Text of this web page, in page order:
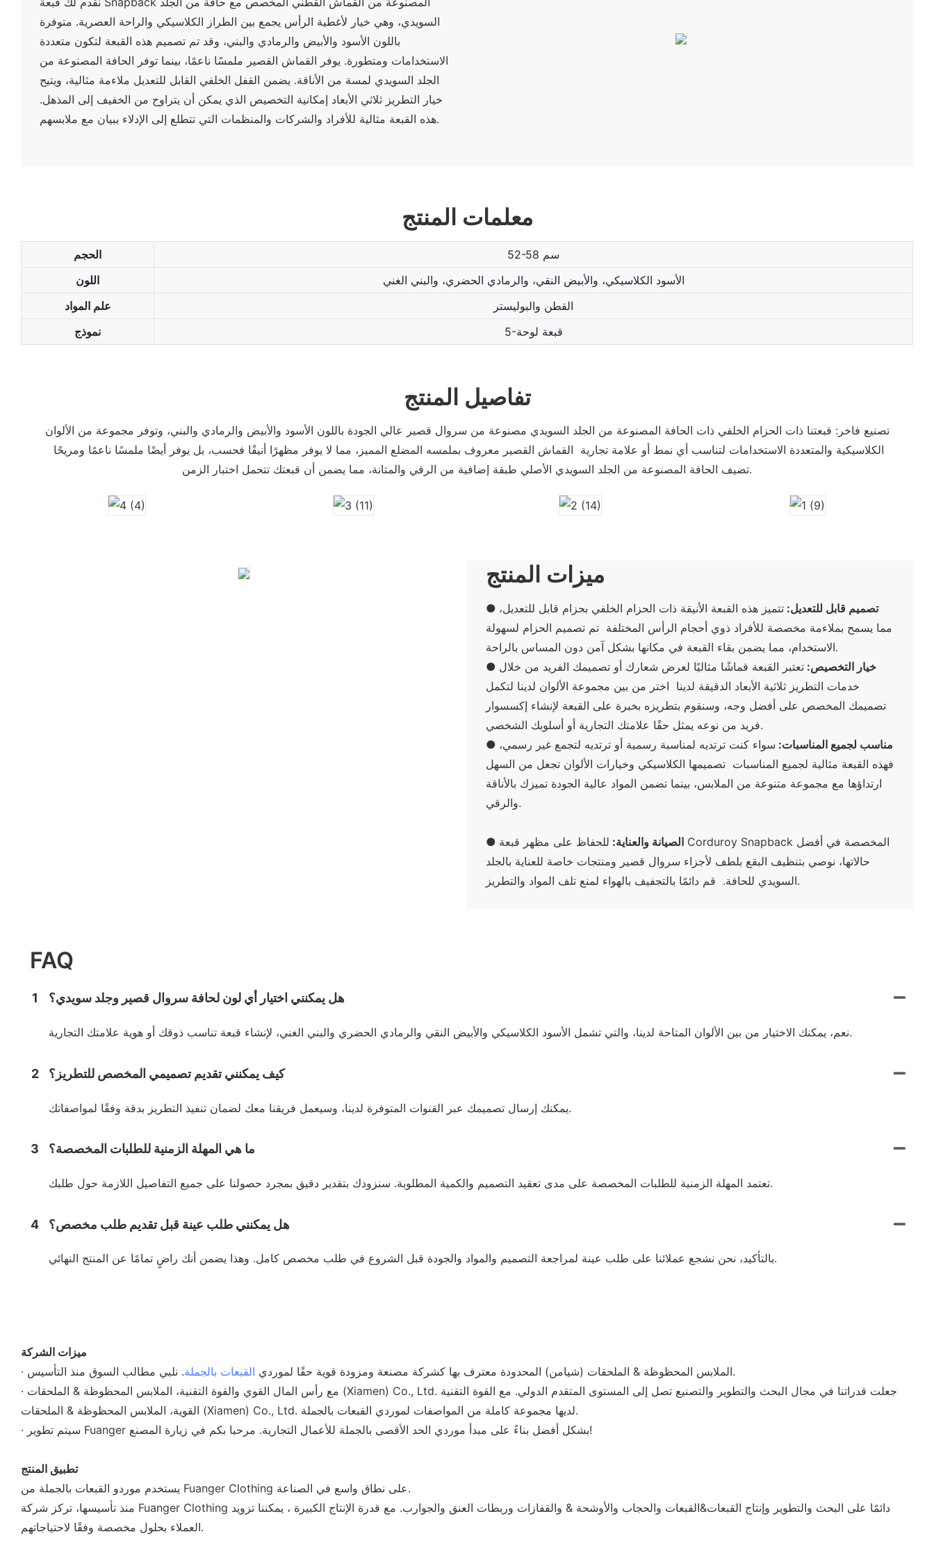
السويدي، وهي خيار لأغطية الرأس يجمع بين الطراز الكلاسيكي والراحة العصرية. متوفرة
باللون الأسود والأبيض والرمادي والبني، وقد تم تصميم هذه القبعة لتكون متعددة
الاستخدامات ومتطورة. يوفر القماش القصير ملمسًا ناعمًا، بينما توفر الحافة المصنوعة من
الجلد السويدي لمسة من الأناقة. يضمن القفل الخلفي القابل للتعديل ملاءمة مثالية، ويتيح
خيار التطريز ثلاثي الأبعاد إمكانية التخصيص الذي يمكن أن يتراوح من الخفيف إلى المذهل.
هذه القبعة مثالية للأفراد والشركات والمنظمات التي تتطلع إلى الإدلاء ببيان مع ملابسهم.
معلمات المنتج
الحجم
52-58 سم
اللون
الأسود الكلاسيكي، والأبيض النقي، والرمادي الحضري، والبني الغني
علم المواد
القطن والبوليستر
نموذج
5-قبعة لوحة
تفاصيل المنتج
تصنيع فاخر: قبعتنا ذات الحزام الخلفي ذات الحافة المصنوعة من الجلد السويدي مصنوعة من سروال قصير عالي الجودة باللون الأسود والأبيض والرمادي والبني، وتوفر مجموعة من الألوان
الكلاسيكية والمتعددة الاستخدامات لتناسب أي نمط أو علامة تجارية القماش القصير معروف بملمسه المضلع المميز، مما لا يوفر مظهرًا أنيقًا فحسب، بل يوفر أيضًا ملمسًا ناعمًا ومريحًا
تضيف الحافة المصنوعة من الجلد السويدي الأصلي طبقة إضافية من الرقي والمتانة، مما يضمن أن قبعتك تتحمل اختبار الزمن.
ميزات المنتج
● تصميم قابل للتعديل:تتميز هذه القبعة الأنيقة ذات الحزام الخلفي بحزام قابل للتعديل،
مما يسمح بملاءمة مخصصة للأفراد ذوي أحجام الرأس المختلفة تم تصميم الحزام لسهولة
الاستخدام، مما يضمن بقاء القبعة في مكانها بشكل آمن دون المساس بالراحة.
●
خيار التخصيص:تعتبر القبعة قماشًا مثاليًا لعرض شعارك أو تصميمك الفريد من خلال
خدمات التطريز ثلاثية الأبعاد الدقيقة لدينا اختر من بين مجموعة الألوان لدينا لتكمل
تصميمك المخصص على أفضل وجه، وسنقوم بتطريزه بخبرة على القبعة لإنشاء إكسسوار
فريد من نوعه يمثل حقًا علامتك التجارية أو أسلوبك الشخصي.
●
مناسب لجميع المناسبات: سواء كنت ترتديه لمناسبة رسمية أو ترتديه لتجمع غير رسمي،
فهذه القبعة مثالية لجميع المناسبات تصميمها الكلاسيكي وخيارات الألوان تجعل من السهل
ارتداؤها مع مجموعة متنوعة من الملابس، بينما تضمن المواد عالية الجودة تميزك بالأناقة
والرقي.
● الصيانة والعناية: للحفاظ على مظهر قبعة Corduroy Snapback المخصصة في أفضل
حالاتها، نوصي بتنظيف البقع بلطف لأجزاء سروال قصير ومنتجات خاصة للعناية بالجلد
السويدي للحافة. قم دائمًا بالتجفيف بالهواء لمنع تلف المواد والتطريز.
FAQ
1 هل يمكنني اختيار أي لون لحافة سروال قصير وجلد سويدي؟
نعم، يمكنك الاختيار من بين الألوان المتاحة لدينا، والتي تشمل الأسود الكلاسيكي والأبيض النقي والرمادي الحضري والبني الغني، لإنشاء قبعة تناسب ذوقك أو هوية علامتك التجارية.
2 كيف يمكنني تقديم تصميمي المخصص للتطريز؟
يمكنك إرسال تصميمك عبر القنوات المتوفرة لدينا، وسيعمل فريقنا معك لضمان تنفيذ التطريز بدقة وفقًا لمواصفاتك.
3 ما هي المهلة الزمنية للطلبات المخصصة؟
تعتمد المهلة الزمنية للطلبات المخصصة على مدى تعقيد التصميم والكمية المطلوبة. سنزودك بتقدير دقيق بمجرد حصولنا على جميع التفاصيل اللازمة حول طلبك.
4 هل يمكنني طلب عينة قبل تقديم طلب مخصص؟
بالتأكيد، نحن نشجع عملائنا على طلب عينة لمراجعة التصميم والمواد والجودة قبل الشروع في طلب مخصص كامل. وهذا يضمن أنك راضٍ تمامًا عن المنتج النهائي.
ميزات الشركة
· الملابس المحظوظة & الملحقات (شيامن) المحدودة معترف بها كشركة مصنعة ومزودة قوية حقًا لموردي القبعات بالجملة
. نلبي مطالب السوق منذ التأسيس.
· مع رأس المال القوي والقوة التقنية، الملابس المحظوظة & الملحقات (Xiamen) Co., Ltd. جعلت قدراتنا في مجال البحث والتطوير والتصنيع تصل إلى المستوى المتقدم الدولي. مع القوة التقنية
القوية، الملابس المحظوظة & الملحقات (Xiamen) Co., Ltd. لديها مجموعة كاملة من المواصفات لموردي القبعات بالجملة.
· سيتم تطوير Fuanger بشكل أفضل بناءً على مبدأ موردي الحد الأقصى بالجملة للأعمال التجارية. مرحبا بكم في زيارة المصنع!
تطبيق المنتج
يستخدم موردو القبعات بالجملة من Fuanger Clothing على نطاق واسع في الصناعة.
منذ تأسيسها، تركز شركة Fuanger Clothing دائمًا على البحث والتطوير وإنتاج القبعات&القبعات والحجاب والأوشحة & والقفازات وربطات العنق والجوارب. مع قدرة الإنتاج الكبيرة ، يمكننا تزويد
العملاء بحلول مخصصة وفقًا لاحتياجاتهم.